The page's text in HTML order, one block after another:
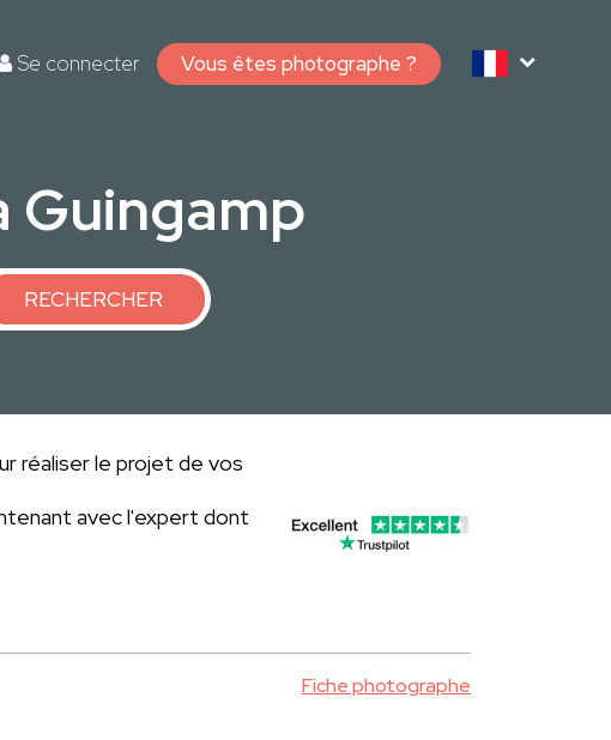
Se connecter Vous êtes photographe ?
Guingamp
RECHERCHER
réaliser le projet de vos
avec l'expert dont
Fiche photographe